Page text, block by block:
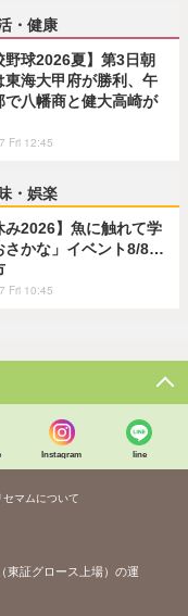
・健康
野球2026夏】第3日朝
東海大甲府が勝利、午
で八幡商と健大高崎が
Fri 12:45
・娯楽
み2026】魚に触れて学
さかな」イベント8/8…
Fri 10:45
Instagram line
セマムについて
東証グロース上場）の運